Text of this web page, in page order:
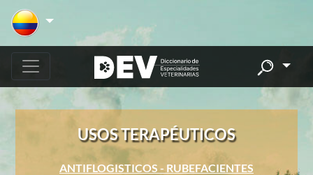
USOS TERAPÉUTICOS
ANTIFLOGISTICOS - RUBEFACIENTES